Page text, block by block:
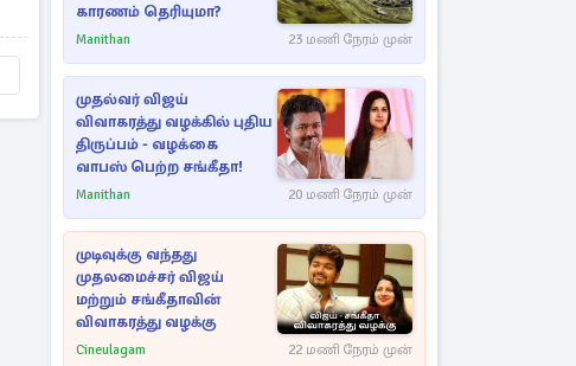
காரணம் தெரியுமா?
Manithan 23 மணி நேரம் முன்
முதல்வர் விஜய்
விவாகரத்து வழக்கில் புதிய
திருப்பம் - வழக்கை
வாபஸ் பெற்ற சங்கீதா!
Manithan 20 மணி நேரம் முன்
முடிவுக்கு வந்தது
முதலமைச்சர் விஜய்
மற்றும் சங்கீதாவின்
விவாகரத்து வழக்கு
Cineulagam 22 மணி நேரம் முன்